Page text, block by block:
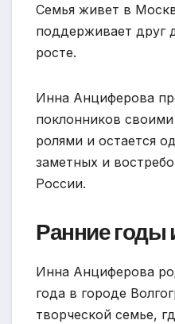
Семья живет в
поддерживает друг
росте.
Инна Анциферова
поклонников
ролями и остается
заметных и
России.
Ранние годы
Инна Анциферова
года в городе
творческой семье,